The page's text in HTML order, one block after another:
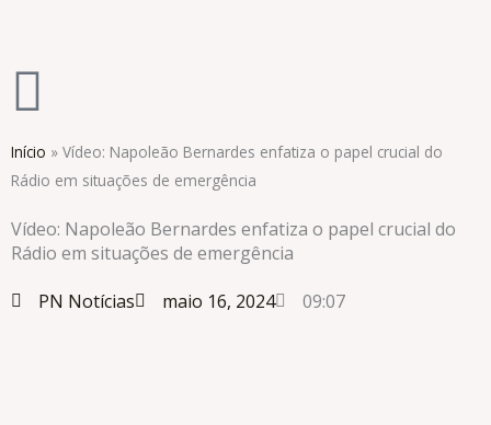
Início » Vídeo: Napoleão Bernardes enfatiza o papel crucial do
Rádio em situações de emergência
Vídeo: Napoleão Bernardes enfatiza o papel crucial do
Rádio em situações de emergência
PN Notícias
maio 16, 2024 09:07